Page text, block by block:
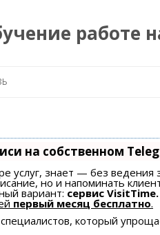
работе
на собственном
услуг, знает — без ведения
но и напоминать
вариант: сервис VisitTime.
первый месяц бесплатно.
который